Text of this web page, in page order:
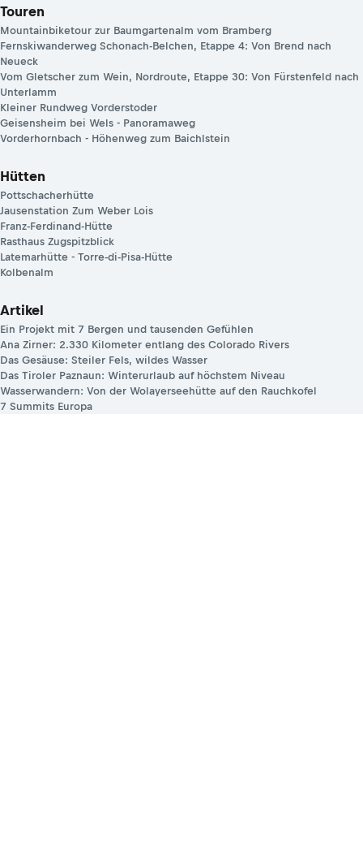
Touren
Mountainbiketour zur Baumgartenalm vom Bramberg
Fernskiwanderweg Schonach-Belchen, Etappe 4: Von Brend nach
Neueck
Vom Gletscher zum Wein, Nordroute, Etappe 30: Von Fürstenfeld nach
Unterlamm
Kleiner Rundweg Vorderstoder
Geisensheim bei Wels - Panoramaweg
Vorderhornbach - Höhenweg zum Baichlstein
Hütten
Pottschacherhütte
Jausenstation Zum Weber Lois
Franz-Ferdinand-Hütte
Rasthaus Zugspitzblick
Latemarhütte - Torre-di-Pisa-Hütte
Kolbenalm
Artikel
Ein Projekt mit 7 Bergen und tausenden Gefühlen
Ana Zirner: 2.330 Kilometer entlang des Colorado Rivers
Das Gesäuse: Steiler Fels, wildes Wasser
Das Tiroler Paznaun: Winterurlaub auf höchstem Niveau
Wasserwandern: Von der Wolayerseehütte auf den Rauchkofel
7 Summits Europa